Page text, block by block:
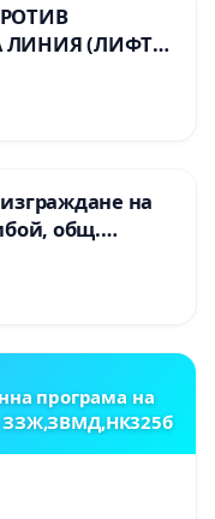
ЛИНИЯ (ЛИФТ)
на
общ.
програма на
ЗЗЖ,ЗВМД,НК325б